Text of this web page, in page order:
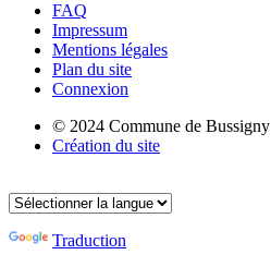
FAQ
Impressum
Mentions légales
Plan du site
Connexion
© 2024 Commune de Bussigny
Création du site
Traduction